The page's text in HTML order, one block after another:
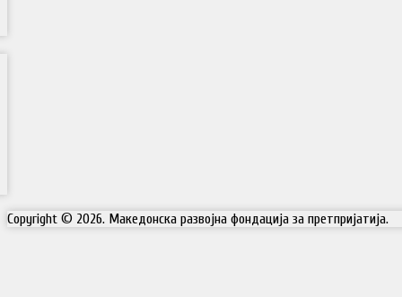
Copyright © 2026. Македонска развојна фондација за претпријатија.